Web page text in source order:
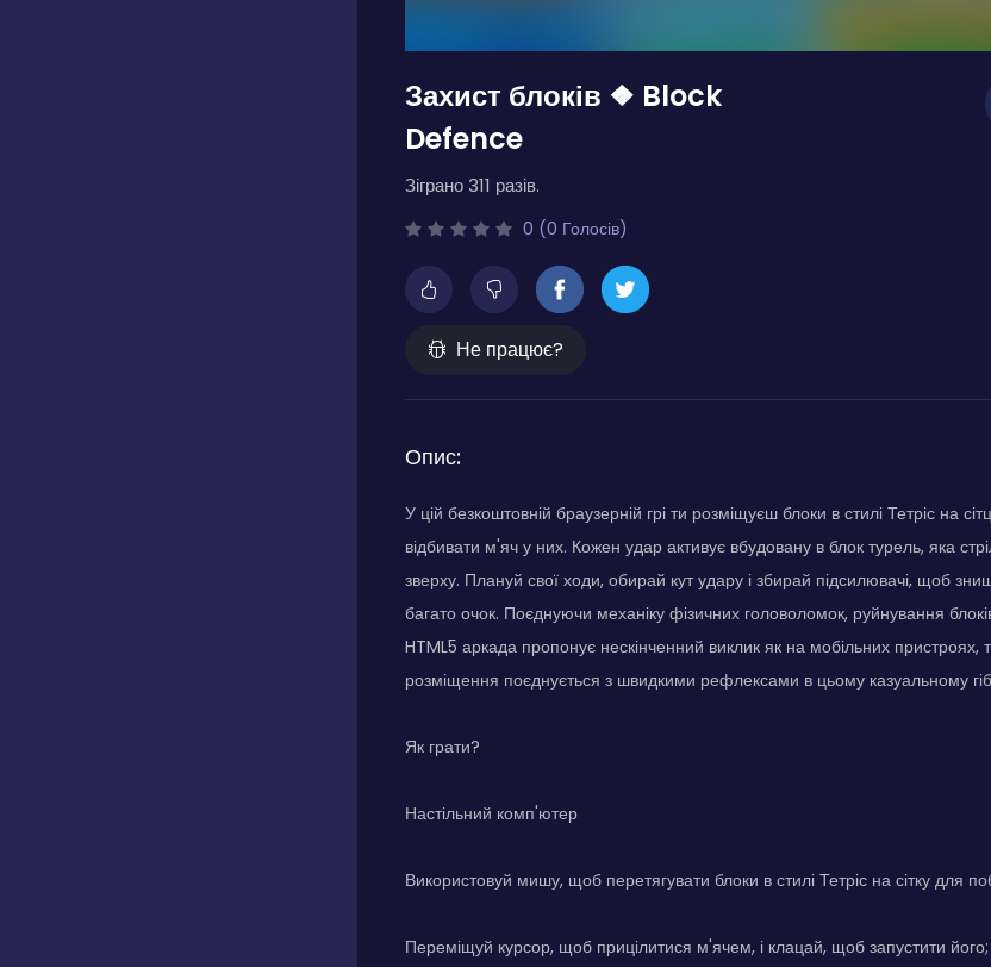
Захист блоків ❖ Block
Defence
Зіграно 311 разів.
0 (0 Голосів)
Не працює?
Опис:
У цій безкоштовній браузерній грі ти розміщуєш блоки в стилі Тетріс на
відбивати м'яч у них. Кожен удар активує вбудовану в блок турель, яка
зверху. Плануй свої ходи, обирай кут удару і збирай підсилювачі, щоб
багато очок. Поєднуючи механіку фізичних головоломок, руйнування
HTML5 аркада пропонує нескінченний виклик як на мобільних пристроях,
розміщення поєднується з швидкими рефлексами в цьому казуальному
Як грати?
Настільний комп'ютер
Використовуй мишу, щоб перетягувати блоки в стилі Тетріс на сітку для
Переміщуй курсор, щоб прицілитися м'ячем, і клацай, щоб запустити